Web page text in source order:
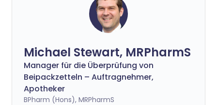
Michael Stewart, MRPharmS
Manager für die Überprüfung von
Beipackzetteln – Auftragnehmer,
Apotheker
BPharm (Hons), MRPharmS